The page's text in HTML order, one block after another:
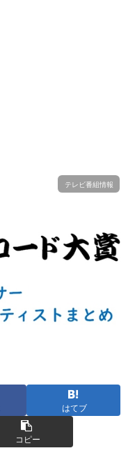
テレビ番組情報
はてブ
コピー